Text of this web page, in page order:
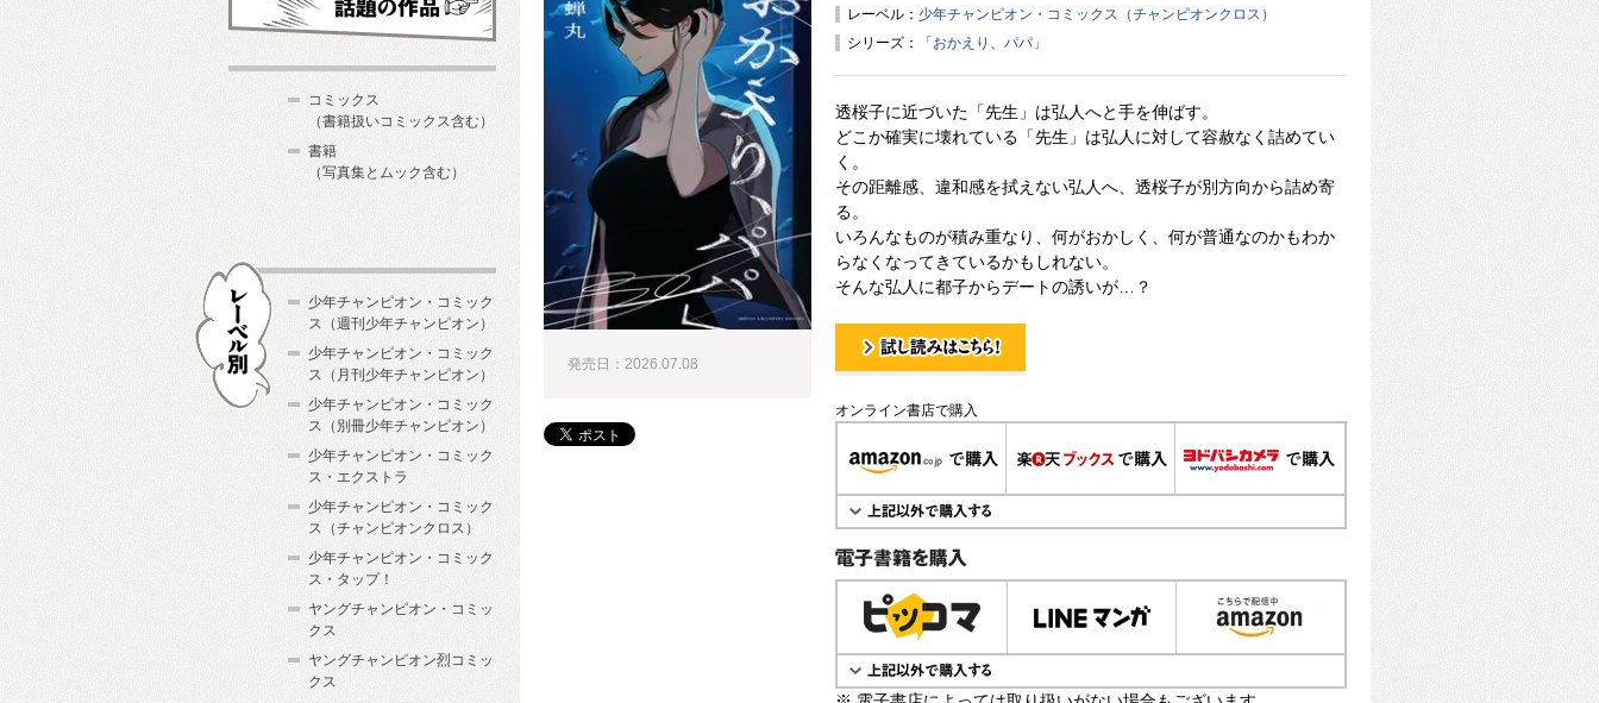
レーベル： 少年チャンピオン・コミックス（チャンピオンクロス）
シリーズ：
「おかえり、パパ」
透桜子に近づいた「先生」は弘人へと手を伸ばす。
どこか確実に壊れている「先生」は弘人に対して容赦なく詰めてい
く。
その距離感、違和感を拭えない弘人へ、透桜子が別方向から詰め寄
る。
いろんなものが積み重なり、何がおかしく、何が普通なのかもわか
らなくなってきているかもしれない。
そんな弘人に都子からデートの誘いが…？
オンライン書店で購入
電子書籍で購入
発売日：2026.07.08
コミックス
（書籍扱いコミックス含む）
書籍
（写真集とムック含む）
少年チャンピオン・コミック
ス（週刊少年チャンピオン）
少年チャンピオン・コミック
ス（月刊少年チャンピオン）
少年チャンピオン・コミック
ス（別冊少年チャンピオン）
少年チャンピオン・コミック
ス・エクストラ
少年チャンピオン・コミック
ス（チャンピオンクロス）
少年チャンピオン・コミック
ス・タップ！
ヤングチャンピオン・コミッ
クス
ヤングチャンピオン烈コミッ
クス